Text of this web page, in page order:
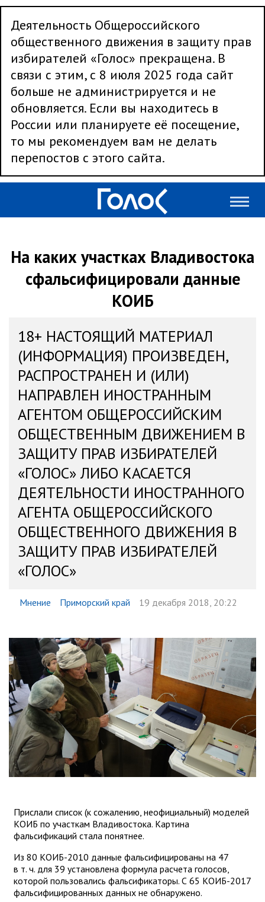
Деятельность Общероссийского
общественного движения в защиту прав
избирателей «Голос» прекращена. В
связи с этим, с 8 июля 2025 года сайт
больше не администрируется и не
обновляется. Если вы находитесь в
России или планируете её посещение,
то мы рекомендуем вам не делать
перепостов с этого сайта.
На каких участках Владивостока
сфальсифицировали данные
КОИБ
18+ НАСТОЯЩИЙ МАТЕРИАЛ
(ИНФОРМАЦИЯ) ПРОИЗВЕДЕН,
РАСПРОСТРАНЕН И (ИЛИ)
НАПРАВЛЕН ИНОСТРАННЫМ
АГЕНТОМ ОБЩЕРОССИЙСКИМ
ОБЩЕСТВЕННЫМ ДВИЖЕНИЕМ В
ЗАЩИТУ ПРАВ ИЗБИРАТЕЛЕЙ
«ГОЛОС» ЛИБО КАСАЕТСЯ
ДЕЯТЕЛЬНОСТИ ИНОСТРАННОГО
АГЕНТА ОБЩЕРОССИЙСКОГО
ОБЩЕСТВЕННОГО ДВИЖЕНИЯ В
ЗАЩИТУ ПРАВ ИЗБИРАТЕЛЕЙ
«ГОЛОС»
Мнение Приморский край 19 декабря 2018, 20:22
Прислали список (к сожалению, неофициальный) моделей
КОИБ по участкам Владивостока. Картина
фальсификаций стала понятнее.
Из 80 КОИБ-2010 данные фальсифицированы на 47
в т. ч. для 39 установлена формула расчета голосов,
которой пользовались фальсификаторы. С 65 КОИБ-2017
фальсифицированных данных не обнаружено.